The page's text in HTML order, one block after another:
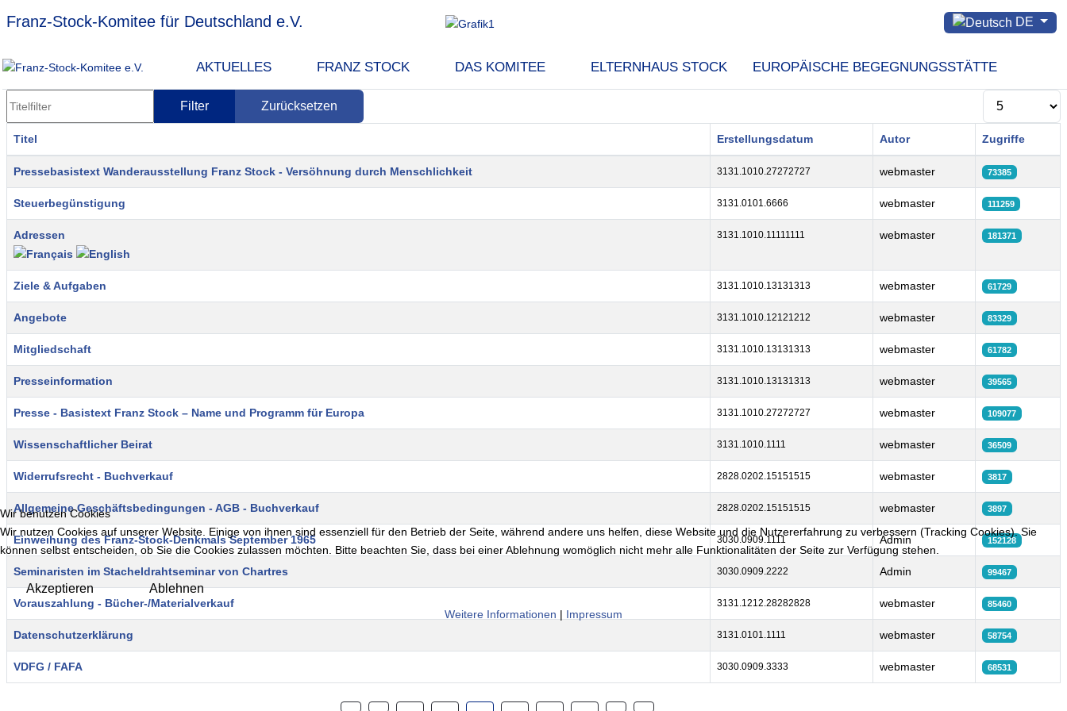
Franz-Stock-Komitee für Deutschland e.V. Sprache auswählen
DE
AKTUELLES FRANZ STOCK DAS KOMITEE ELTERNHAUS STOCK EUROPÄISCHE BEGEGNUNGSSTÄTTE
Filter Zurücksetzen
Titel Erstellungsdatum Autor Zugriffe
Pressebasistext Wanderausstellung Franz Stock - Versöhnung durch Menschlichkeit 3131.1010.27272727 webmaster 73385
Steuerbegünstigung 3131.0101.6666 webmaster 111259
Adressen 3131.1010.11111111 webmaster 181371
Ziele & Aufgaben 3131.1010.13131313 webmaster 61729
Angebote 3131.1010.12121212 webmaster 83329
Mitgliedschaft 3131.1010.13131313 webmaster 61782
Presseinformation 3131.1010.13131313 webmaster 39565
Presse - Basistext Franz Stock – Name und Programm für Europa 3131.1010.27272727 webmaster 109077
Wissenschaftlicher Beirat 3131.1010.1111 webmaster 36509
Widerrufsrecht - Buchverkauf 2828.0202.15151515 webmaster 3817
Allgemeine Geschäftsbedingungen - AGB - Buchverkauf 2828.0202.15151515 webmaster 3897
Einweihung des Franz-Stock-Denkmals September 1965 3030.0909.1111 Admin 152128
Seminaristen im Stacheldrahtseminar von Chartres 3030.0909.2222 Admin 99467
Vorauszahlung - Bücher-/Materialverkauf 3131.1212.28282828 webmaster 85460
Datenschutzerklärung 3131.0101.1111 webmaster 58754
VDFG / FAFA 3030.0909.3333 webmaster 68531
Wir benutzen Cookies
Wir nutzen Cookies auf unserer Website. Einige von ihnen sind essenziell für den Betrieb der Seite, während andere uns helfen, diese Website und die Nutzererfahrung zu verbessern (Tracking Cookies). Sie
können selbst entscheiden, ob Sie die Cookies zulassen möchten. Bitte beachten Sie, dass bei einer Ablehnung womöglich nicht mehr alle Funktionalitäten der Seite zur Verfügung stehen.
Akzeptieren Ablehnen
Weitere Informationen | Impressum